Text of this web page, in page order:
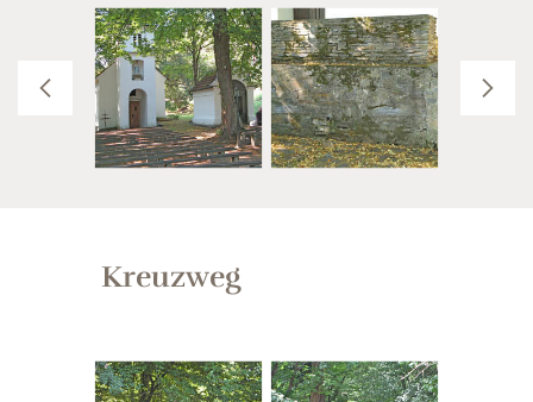
Kreuzweg